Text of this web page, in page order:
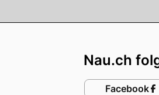
Nau.ch
Facebook